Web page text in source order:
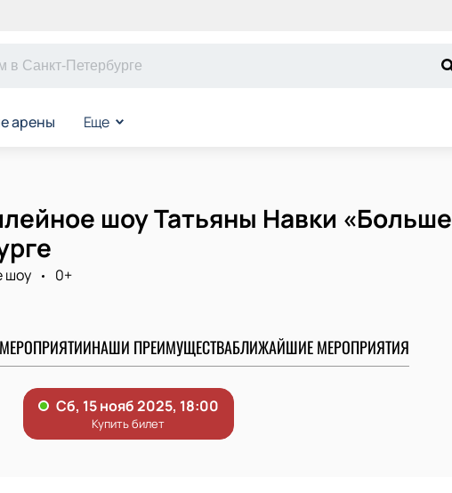
арены Еще
шоу Татьяны Навки
шоу
0+
НАШИ ПРЕИМУЩЕСТВАБЛИЖАЙШИЕ МЕРОПРИЯТИЯ